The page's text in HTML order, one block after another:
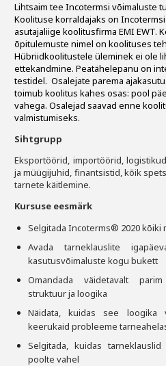
Lihtsaim tee Incotermsi võimaluste
Koolituse korraldajaks on Incotermsi
asutajaliige koolitusfirma EMI EWT.
õpitulemuste nimel on koolituses
Hübriidkoolitustele üleminek ei ole
ettekandmine. Peatähelepanu on
testidel. Osalejate parema
toimub koolitus kahes osas: pool
vahega. Osalejad saavad enne
valmistumiseks.
Sihtgrupp
Eksportöörid, importöörid,
ja müügijuhid, finantsistid, kõik
tarnete käitlemine.
Kursuse eesmärk
Selgitada Incoterms® 2020 kõiki
Avada tarneklauslite
kasutusvõimaluste kogu bukett
Omandada väidetavalt
struktuur ja loogika
Näidata, kuidas see loogika
keerukaid probleeme
Selgitada, kuidas
poolte vahel